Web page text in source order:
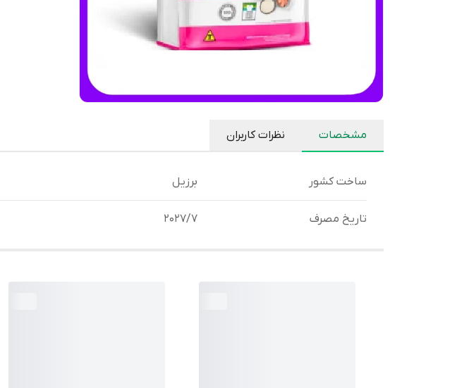
مشخصات نظرات کاربران
ساخت کشور برزیل
تاریخ مصرف 2027/7